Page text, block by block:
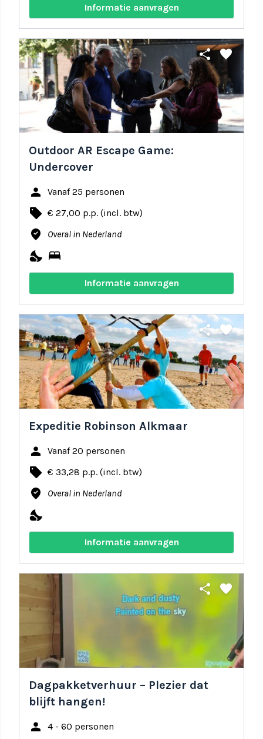
Informatie aanvragen
share favorite
Outdoor AR Escape Game:
Undercover
person Vanaf 25 personen
local_offer € 27,00 p.p. (incl. btw)
where_to_vote Overal in Nederland
nights_stay bed
Informatie aanvragen
share favorite
Expeditie Robinson Alkmaar
person Vanaf 20 personen
local_offer € 33,28 p.p. (incl. btw)
where_to_vote Overal in Nederland
nights_stay
Informatie aanvragen
share favorite
Dagpakketverhuur – Plezier dat
blijft hangen!
person 4 - 60 personen